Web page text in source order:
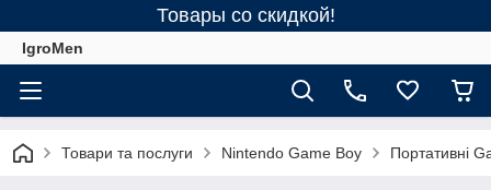
Товары со скидкой!
IgroMen
Товари та послуги Nintendo Game Boy Портативні